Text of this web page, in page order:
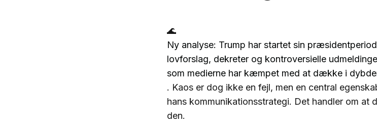
🌊
Ny analyse: Trump har startet sin
lovforslag, dekreter og kontroversielle
som medierne har kæmpet med at dække i
. Kaos er dog ikke en fejl, men en central
hans kommunikationsstrategi. Det handler om at
den.